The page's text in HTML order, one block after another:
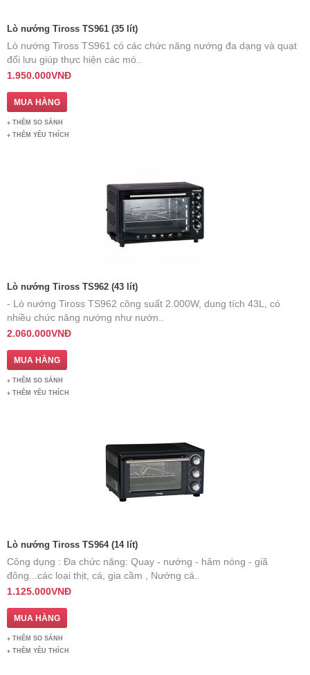
Lò nướng Tiross TS961 (35 lít)
Lò nướng Tiross TS961 có các chức năng nướng đa dạng và quạt
đối lưu giúp thực hiện các mó..
1.950.000VNĐ
THÊM SO SÁNH
THÊM YÊU THÍCH
Lò nướng Tiross TS962 (43 lít)
- Lò nướng Tiross TS962 công suất 2.000W, dung tích 43L, có
nhiều chức năng nướng như nướn..
2.060.000VNĐ
THÊM SO SÁNH
THÊM YÊU THÍCH
Lò nướng Tiross TS964 (14 lít)
Công dụng : Đa chức năng: Quay - nướng - hâm nóng - giã
đông...các loại thịt, cá, gia cầm , Nướng cá..
1.125.000VNĐ
THÊM SO SÁNH
THÊM YÊU THÍCH